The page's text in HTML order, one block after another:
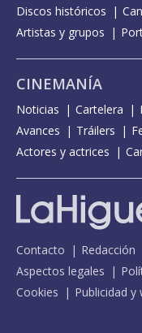
Discos históricos
Artistas y grupos
CINEMANÍA
Noticias Cartelera
Avances
Tráilers
Actores y actrices
Contacto Redacción
Aspectos legales
Cookies
Publicidad y